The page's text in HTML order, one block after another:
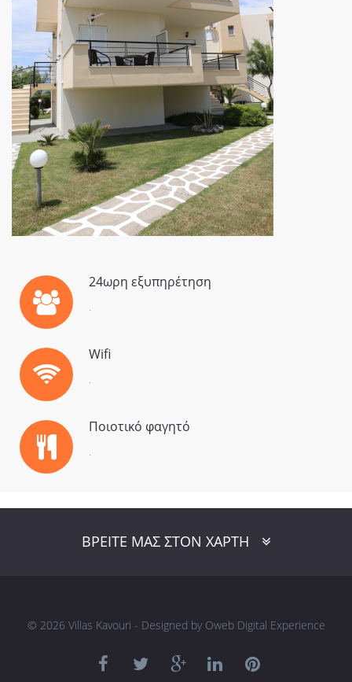
24ωρη εξυπηρέτηση
.
Wifi
.
Ποιοτικό φαγητό
.FaLang translation system by Faboba
ΒΡΕΙΤΕ ΜΑΣ ΣΤΟΝ ΧΑΡΤΗ
© 2026 Villas Kavouri - Designed by Oweb Digital Experience